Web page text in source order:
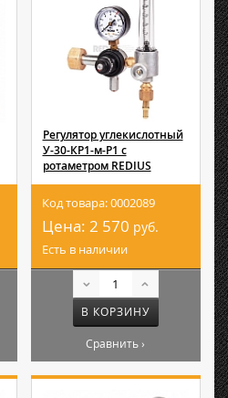
Регулятор углекислотный
У-30-КР1-м-Р1 с
ротаметром REDIUS
Код товара: 0002089
Цена: 2 570 руб.
Есть в наличии
В КОРЗИНУ
Сравнить ›